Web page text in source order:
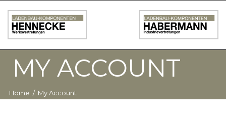
MY ACCOUNT
Home / My Account